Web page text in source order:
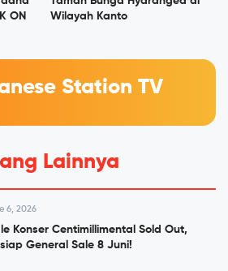
ON
Wilayah Kanto
Station TV
Lainnya
6, 2026
Konser Centimillimental Sold Out,
General Sale 8 Juni!